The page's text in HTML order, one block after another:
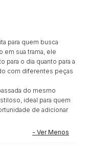
para quem busca
em sua trama, ele
para o dia quanto para a
com diferentes peças
do mesmo
ideal para quem
de adicionar